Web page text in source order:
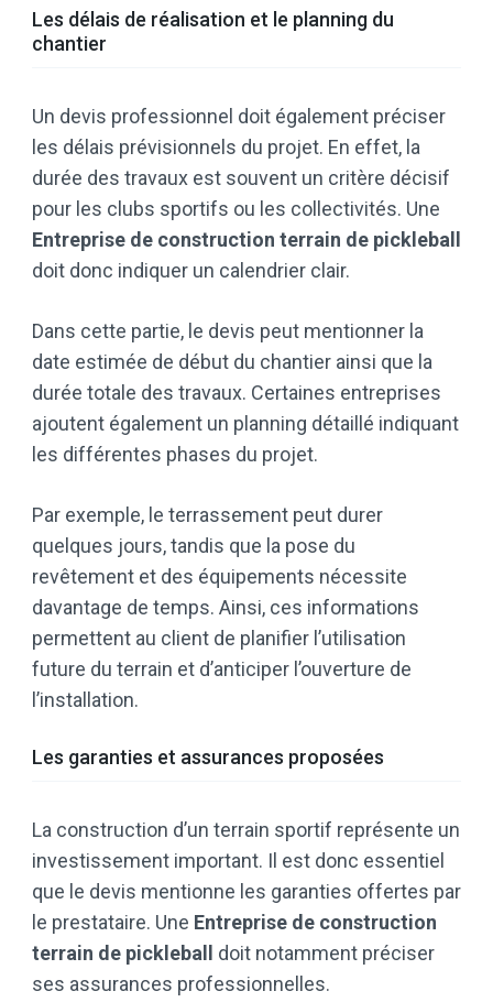
Les délais de réalisation et le planning du
chantier
Un devis professionnel doit également préciser
les délais prévisionnels du projet. En effet, la
durée des travaux est souvent un critère décisif
pour les clubs sportifs ou les collectivités. Une
Entreprise de construction terrain de pickleball
doit donc indiquer un calendrier clair.
Dans cette partie, le devis peut mentionner la
date estimée de début du chantier ainsi que la
durée totale des travaux. Certaines entreprises
ajoutent également un planning détaillé indiquant
les différentes phases du projet.
Par exemple, le terrassement peut durer
quelques jours, tandis que la pose du
revêtement et des équipements nécessite
davantage de temps. Ainsi, ces informations
permettent au client de planifier l’utilisation
future du terrain et d’anticiper l’ouverture de
l’installation.
Les garanties et assurances proposées
La construction d’un terrain sportif représente un
investissement important. Il est donc essentiel
que le devis mentionne les garanties offertes par
le prestataire. Une Entreprise de construction
terrain de pickleball doit notamment préciser
ses assurances professionnelles.